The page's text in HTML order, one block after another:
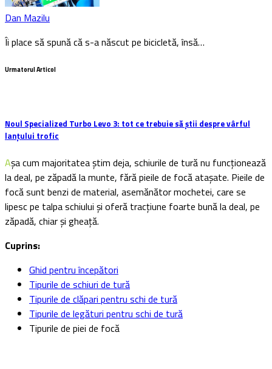
Dan Mazilu
Îi place să spună că s-a născut pe bicicletă, însă…
Urmatorul Articol
Noul Specialized Turbo Levo 3: tot ce trebuie să știi despre vârful
lanțului trofic
Așa cum majoritatea știm deja, schiurile de tură nu funcționează
la deal, pe zăpadă la munte, fără pieile de focă atașate. Pieile de
focă sunt benzi de material, asemănător mochetei, care se
lipesc pe talpa schiului și oferă tracțiune foarte bună la deal, pe
zăpadă, chiar și gheață.
Cuprins:
Ghid pentru începători
Tipurile de schiuri de tură
Tipurile de clăpari pentru schi de tură
Tipurile de legături pentru schi de tură
Tipurile de piei de focă